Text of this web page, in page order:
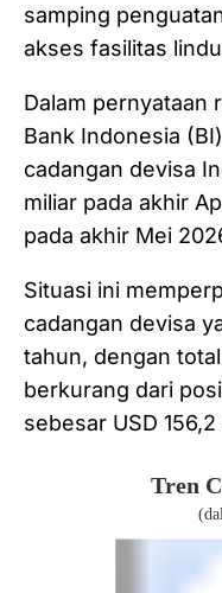
samping
akses fasilitas
Dalam pernyataan
Bank Indonesia
cadangan devisa
miliar pada akhir
pada akhir Mei
Situasi ini
cadangan devisa
tahun, dengan total
berkurang dari
sebesar USD